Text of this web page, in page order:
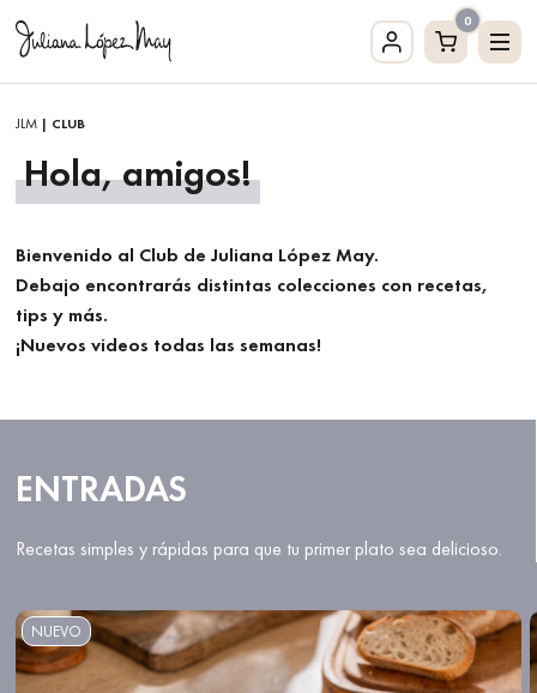
0
JLM | CLUB
Hola, amigos!
Bienvenido al Club de Juliana López May.
Debajo encontrarás distintas colecciones con recetas,
tips y más.
¡Nuevos videos todas las semanas!
ENTRADAS
Recetas simples y rápidas para que tu primer plato sea delicioso.
NUEVO